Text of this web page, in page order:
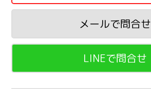
メールで問合せ
LINEで問合せ